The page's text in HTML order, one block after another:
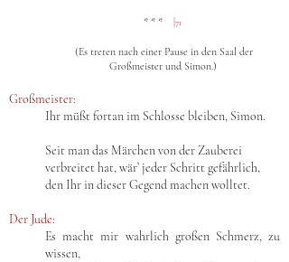
* * * 71
(Es treten nach einer Pause in den Saal der
Großmeister und Simon.)
Großmeister:
Ihr müßt fortan im Schlosse bleiben, Simon.
Seit man das Märchen von der Zauberei
verbreitet hat, wär’ jeder Schritt gefährlich,
den Ihr in dieser Gegend machen wolltet.
Der Jude:
Es macht mir wahrlich großen Schmerz, zu
wissen,